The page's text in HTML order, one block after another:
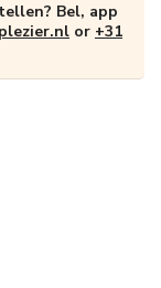
Bel, app
or +31